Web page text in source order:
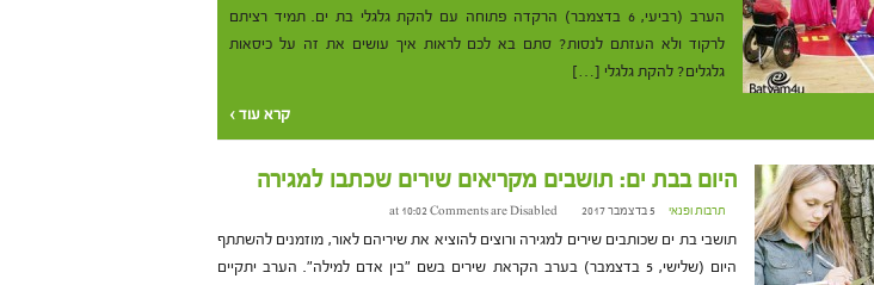
הערב (רביעי, 6 בדצמבר) הרקדה פתוחה עם להקת גלגלי בת ים. תמיד רציתם
לרקוד ולא העזתם לנסות? סתם בא לכם לראות איך עושים את זה על כיסאות
גלגלים? להקת גלגלי […]
קרא עוד ›
היום בבת ים: תושבים מקריאים שירים שכתבו למגירה
תרבות ופנאי 5 בדצמבר 2017 at 10:02 Comments are Disabled
תושבי בת ים שכותבים שירים למגירה ורוצים להוציא את שיריהם לאור, מוזמנים להשתתף
היום (שלישי, 5 בדצמבר) בערב הקראת שירים בשם "בין אדם למילה". הערב יתקיים